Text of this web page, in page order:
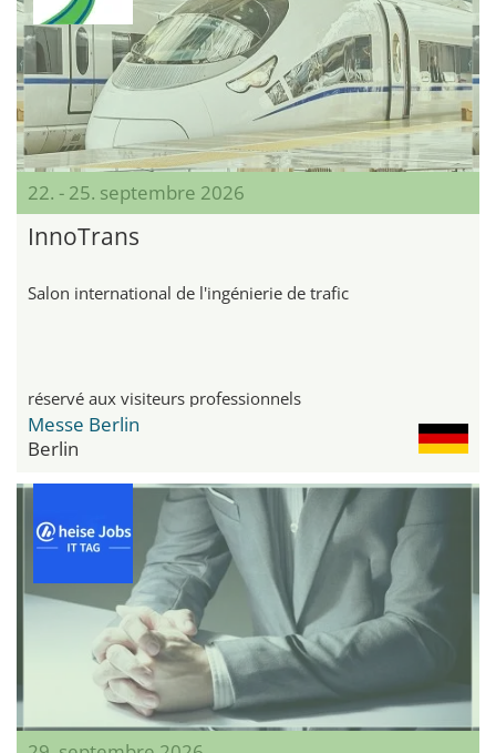
22. - 25. septembre 2026
InnoTrans
Salon international de l'ingénierie de trafic
réservé aux visiteurs professionnels
Messe Berlin
Berlin